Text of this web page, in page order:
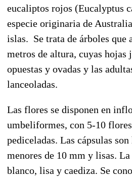
eucaliptos rojos (Eucalyptus
especie originaria de
islas. Se trata de árboles que
metros de altura, cuyas hojas
opuestas y ovadas y las
lanceoladas.
Las flores se disponen en
umbeliformes, con 5-10
pediceladas. Las cápsulas
menores de 10 mm y lisas.
blanco, lisa y caediza. Se